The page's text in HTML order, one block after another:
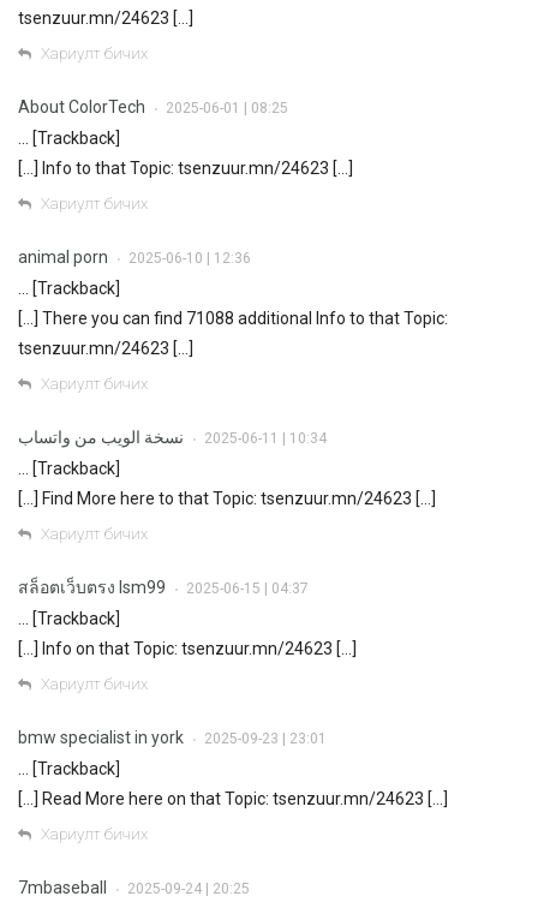
tsenzuur.mn/24623 […]
Хариулт бичих
About ColorTech • 2025-06-01 | 08:25
… [Trackback]
[…] Info to that Topic: tsenzuur.mn/24623 […]
Хариулт бичих
animal porn • 2025-06-10 | 12:36
… [Trackback]
[…] There you can find 71088 additional Info to that Topic:
tsenzuur.mn/24623 […]
Хариулт бичих
نسخة الويب من واتساب • 2025-06-11 | 10:34
… [Trackback]
[…] Find More here to that Topic: tsenzuur.mn/24623 […]
Хариулт бичих
สล็อตเว็บตรง lsm99 • 2025-06-15 | 04:37
… [Trackback]
[…] Info on that Topic: tsenzuur.mn/24623 […]
Хариулт бичих
bmw specialist in york • 2025-09-23 | 23:01
… [Trackback]
[…] Read More here on that Topic: tsenzuur.mn/24623 […]
Хариулт бичих
7mbaseball • 2025-09-24 | 20:25